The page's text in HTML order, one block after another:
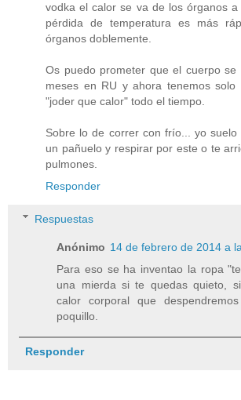
vodka el calor se va de los órganos
pérdida de temperatura es más
órganos doblemente.
Os puedo prometer que el cuerpo
meses en RU y ahora tenemos
"joder que calor" todo el tiempo.
Sobre lo de correr con frío... yo
un pañuelo y respirar por este o te
pulmones.
Responder
Respuestas
Anónimo 14 de febrero de 2014 a
Para eso se ha inventao la ropa
una mierda si te quedas quieto,
calor corporal que
poquillo.
Responder